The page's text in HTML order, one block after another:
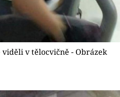
v tělocvičně - Obrázek